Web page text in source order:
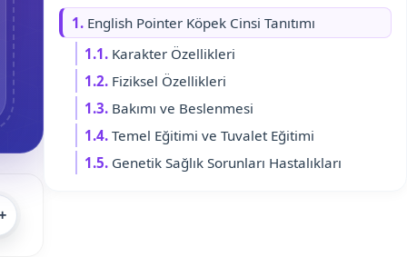
1. English Pointer Köpek Cinsi Tanıtımı
1.1. Karakter Özellikleri
1.2. Fiziksel Özellikleri
1.3. Bakımı ve Beslenmesi
1.4. Temel Eğitimi ve Tuvalet Eğitimi
1.5. Genetik Sağlık Sorunları Hastalıkları